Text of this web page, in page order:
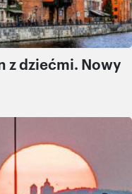
z dziećmi. Nowy